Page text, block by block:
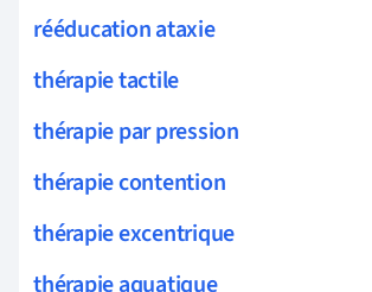
rééducation ataxie
thérapie tactile
thérapie par pression
thérapie contention
thérapie excentrique
thérapie aquatique